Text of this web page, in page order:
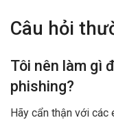
Câu hỏi
Tôi nên làm gì
phishing?
Hãy cẩn thận với các